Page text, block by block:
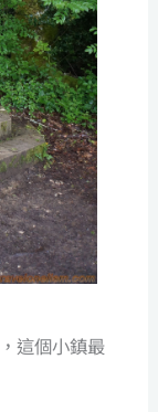
，這個小鎮最